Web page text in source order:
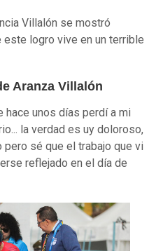
Villalón se mostró
logro vive en un terrible
Aranza Villalón
unos días perdí a mi
la verdad es uy doloroso,
sé que el trabajo que vi
reflejado en el día de